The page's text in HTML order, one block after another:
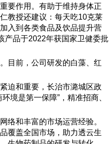
要作用。有助于维持身体正
教授还建议：每天吃10克莱
入到各类食品及饮品提升营
产品于2022年获国家卫健委批
目前，公司研发的白藻、红
迫和重要，长治市潞城区政
境是第一保障”，精准招商、
络和丰富的市场运营经验。
覆盖全国市场，助力透云生